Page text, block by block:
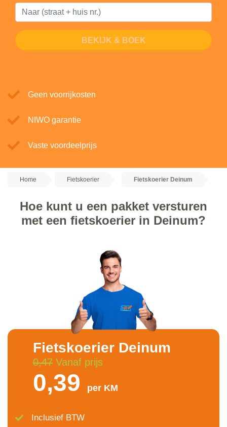
BEKIJK & BOEK
Geen voorrijkosten
NIWO garantie
Vaste voordeelprijs
Home Fietskoerier Fietskoerier Deinum
Hoe kunt u een pakket versturen
met een fietskoerier in Deinum?
Fietskoerier Deinum
0,47Vanaf prijs
0,39 per KM
Inclusief BTW